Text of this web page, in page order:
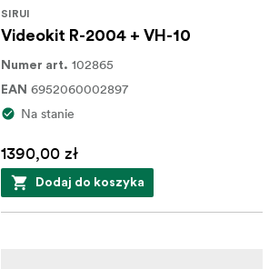
SIRUI
Videokit R-2004 + VH-10
Numer art. 102865
EAN 6952060002897
Na stanie
1390,00 zł
Dodaj do koszyka